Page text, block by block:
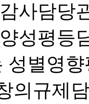
사담당
성평등
성별영
의규제